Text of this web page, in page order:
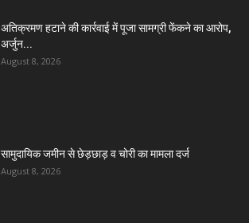
अतिक्रमण हटाने की कार्रवाई में पूजा सामग्री फेंकने का आरोप,
अर्जुन...
August 8, 2026
सामुदायिक जमीन से छेड़छाड़ व चोरी का मामला दर्ज
August 8, 2026